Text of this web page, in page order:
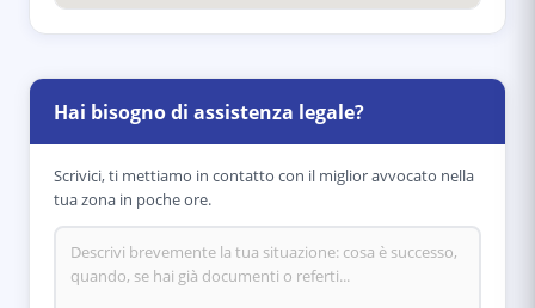
Hai bisogno di assistenza legale?
Scrivici, ti mettiamo in contatto con il miglior avvocato nella
tua zona in poche ore.